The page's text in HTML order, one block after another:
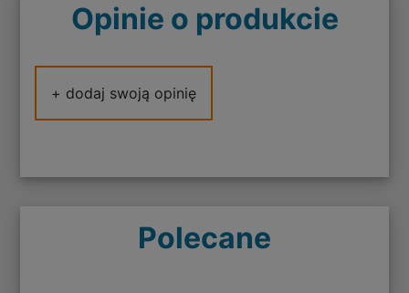
Opinie o produkcie
+ dodaj swoją opinię
Polecane